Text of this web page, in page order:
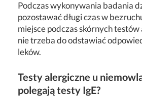
Podczas wykonywania badania
pozostawać długi czas w
miejsce podczas skórnych
nie trzeba do odstawiać
leków.
Testy alergiczne u
polegają testy IgE?